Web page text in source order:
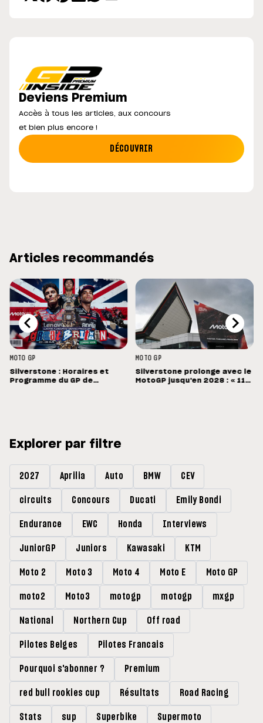
Deviens Premium
Accès à tous les articles, aux concours
et bien plus encore !
DÉCOUVRIR
Articles recommandés
MOTO GP
Silverstone : Horaires et
Programme du GP de
MOTO GP
Silverstone prolonge avec le
MotoGP jusqu'en 2028 : « 11
Explorer par filtre
2027 Aprilia Auto BMW CEV
circuits Concours Ducati Emily Bondi
Endurance EWC Honda Interviews
JuniorGP Juniors Kawasaki KTM
Moto 2 Moto 3 Moto 4 Moto E Moto GP
moto2 Moto3 motogp motogp mxgp
National Northern Cup Off road
Pilotes Belges Pilotes Francais
Pourquoi s'abonner ? Premium
red bull rookies cup Résultats Road Racing
Stats sup Superbike Supermoto